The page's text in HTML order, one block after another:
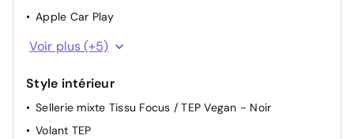
Volant réglable en hauteur et en profondeur
Aide au démarrage en côte
Start & Stop
Apple Car Play
Bluetooth
Radio FM/AM/DAB+
6 haut-parleurs
Ordinateur de bord
Voir plus (+5)
Style intérieur
Sellerie mixte Tissu Focus / TEP Vegan - Noir
Volant TEP